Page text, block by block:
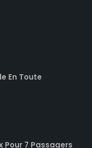
En Toute
Pour 7 Passagers